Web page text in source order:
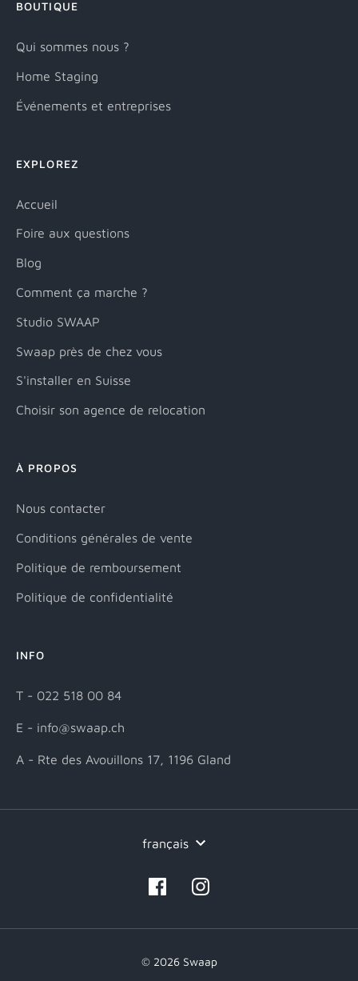
BOUTIQUE
Qui sommes nous ?
Home Staging
Événements et entreprises
EXPLOREZ
Accueil
Foire aux questions
Blog
Comment ça marche ?
Studio SWAAP
Swaap près de chez vous
S'installer en Suisse
Choisir son agence de relocation
À PROPOS
Nous contacter
Conditions générales de vente
Politique de remboursement
Politique de confidentialité
INFO
T - 022 518 00 84
E - info@swaap.ch
A - Rte des Avouillons 17, 1196 Gland
français
© 2026 Swaap